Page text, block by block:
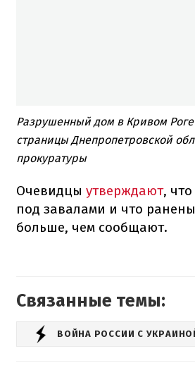
Разрушенный дом в Кривом
страницы Днепропетровской
прокуратуры
Очевидцы утверждают,
под завалами и что
больше, чем сообщают.
Связанные темы:
ВОЙНА РОССИИ С